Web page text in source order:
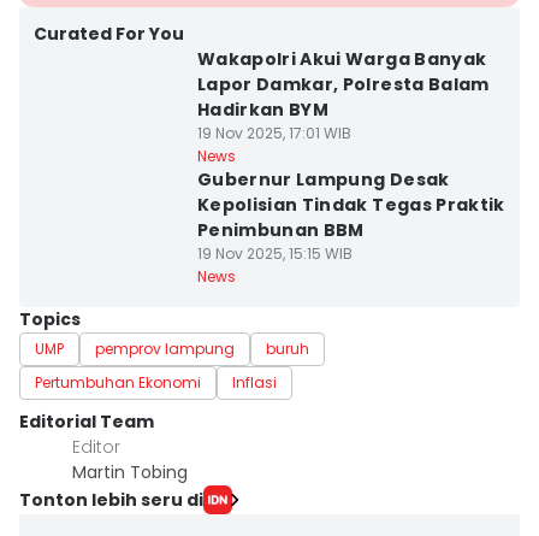
Curated For You
Wakapolri Akui Warga Banyak
Lapor Damkar, Polresta Balam
Hadirkan BYM
19 Nov 2025, 17:01 WIB
News
Gubernur Lampung Desak
Kepolisian Tindak Tegas Praktik
Penimbunan BBM
19 Nov 2025, 15:15 WIB
News
Topics
UMP pemprov lampung
buruh
Pertumbuhan Ekonomi
Inflasi
Editorial Team
Editor
Martin Tobing
Tonton lebih seru di